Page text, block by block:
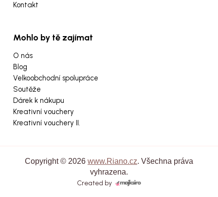
Kontakt
Mohlo by tě zajímat
O nás
Blog
Velkoobchodní spolupráce
Soutěže
Dárek k nákupu
Kreativní vouchery
Kreativní vouchery II.
Copyright © 2026 www.Riano.cz. Všechna práva
vyhrazena.
Created by